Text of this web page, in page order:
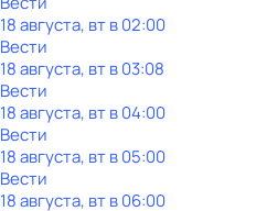
18 августа, вт в 02:00
Вести
18 августа, вт в 03:08
Вести
18 августа, вт в 04:00
Вести
18 августа, вт в 05:00
Вести
18 августа, вт в 06:00